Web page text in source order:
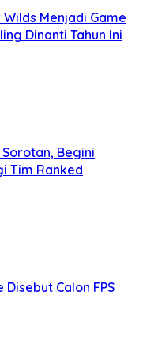
Menjadi Game
Dinanti Tahun Ini
Begini
Tim Ranked
Calon FPS